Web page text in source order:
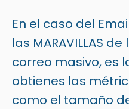
En el caso del
las MARAVILLAS
correo masivo, es
obtienes las
como el tamaño